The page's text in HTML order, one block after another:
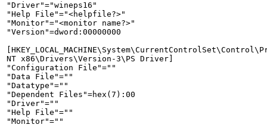
"Driver"="wineps16"
"Help File"="<helpfile?>"
"Monitor"="<monitor name?>"
"Version"=dword:00000000
NT x86\Drivers\Version-3\PS Driver]
"Configuration File"=""
"Data File"=""
"Datatype"=""
"Dependent Files"=hex(7):00
"Driver"=""
"Help File"=""
"Monitor"=""